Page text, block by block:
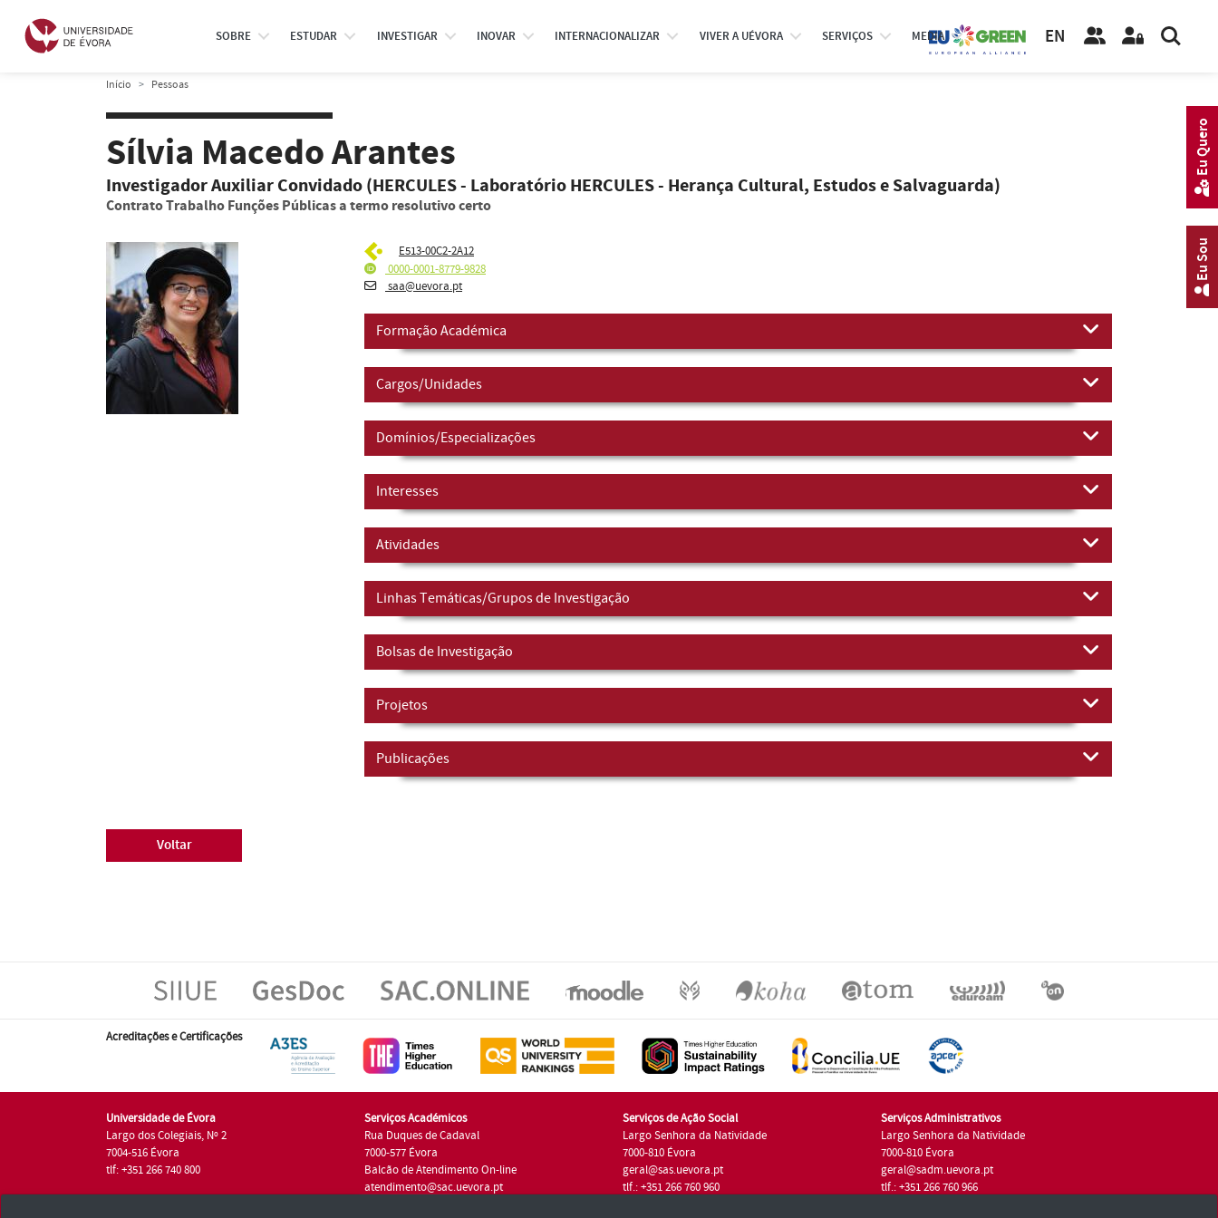
SOBRE ESTUDAR INVESTIGAR INOVAR INTERNACIONALIZAR VIVER A UÉVORA SERVIÇOS MEDIA EN
Início Pessoas
Sílvia Macedo Arantes
Investigador Auxiliar Convidado (HERCULES - Laboratório HERCULES - Herança Cultural, Estudos e Salvaguarda)
Contrato Trabalho Funções Públicas a termo resolutivo certo
E513-00C2-2A12
0000-0001-8779-9828
saa@uevora.pt
Formação Académica
Cargos/Unidades
Domínios/Especializações
Interesses
Atividades
Linhas Temáticas/Grupos de Investigação
Bolsas de Investigação
Projetos
Publicações
Voltar
Acreditações e Certificações
Universidade de Évora
Largo dos Colegiais, Nº 2
7004-516 Évora
tlf: +351 266 740 800
Serviços Académicos
Rua Duques de Cadaval
7000-577 Évora
Balcão de Atendimento On-line
atendimento@sac.uevora.pt
Serviços de Ação Social
Largo Senhora da Natividade
7000-810 Évora
geral@sas.uevora.pt
tlf.: +351 266 760 960
Serviços Administrativos
Largo Senhora da Natividade
7000-810 Évora
geral@sadm.uevora.pt
tlf.: +351 266 760 966
Eu Sou
Eu Quero